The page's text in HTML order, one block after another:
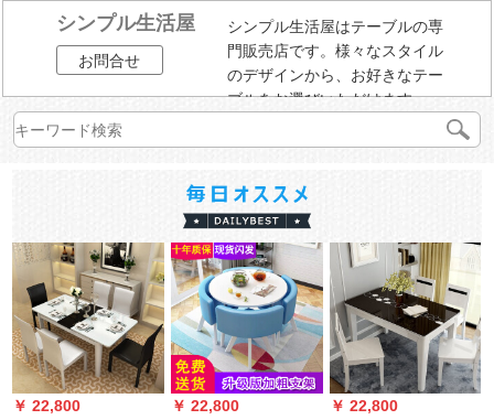
シンプル生活屋
お問合せ
シンプル生活屋はテーブルの専
門販売店です。様々なスタイル
のデザインから、お好きなテー
ブルをお選びいただけます。
￥ 22,800
￥ 22,800
￥ 22,800